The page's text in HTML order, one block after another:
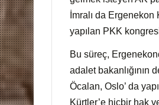
İmralı da
yapılan PKK
Bu süreç,
adalet bakanlığının
Öcalan, Oslo’ da
Kürtler’e hiçbir hak